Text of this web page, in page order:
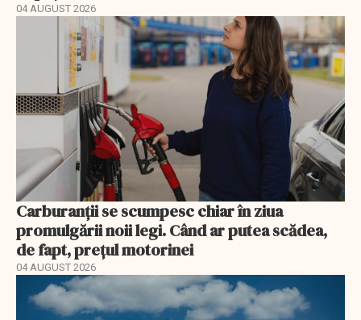
04 AUGUST 2026
Carburanții se scumpesc chiar în ziua
promulgării noii legi. Când ar putea scădea,
de fapt, prețul motorinei
04 AUGUST 2026